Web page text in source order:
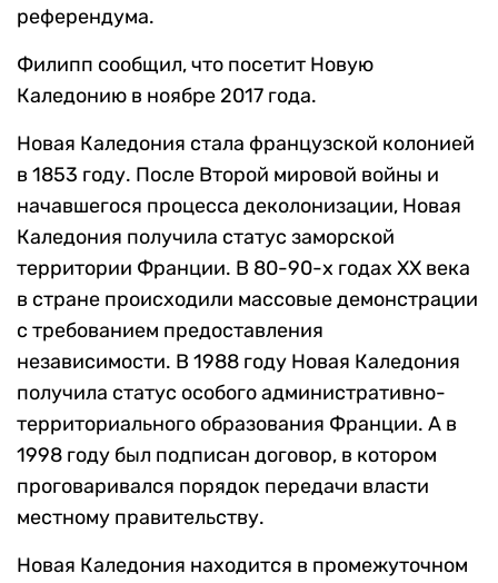
референдума.
Филипп сообщил, что посетит Новую
Каледонию в ноябре 2017 года.
Новая Каледония стала французской колонией
в 1853 году. После Второй мировой войны и
начавшегося процесса деколонизации, Новая
Каледония получила статус заморской
территории Франции. В 80-90-х годах XX века
в стране происходили массовые демонстрации
с требованием предоставления
независимости. В 1988 году Новая Каледония
получила статус особого административно-
территориального образования Франции. А в
1998 году был подписан договор, в котором
проговаривался порядок передачи власти
местному правительству.
Новая Каледония находится в промежуточном